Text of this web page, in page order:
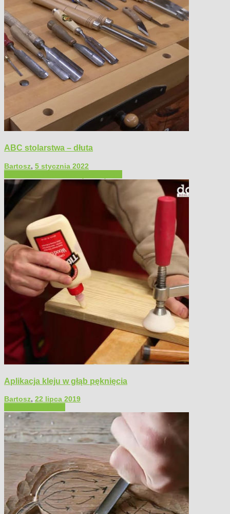
ABC stolarstwa – dłuta
Bartosz, 5 stycznia 2022
Aplikacja kleju w głąb pęknięcia
Bartosz, 22 lipca 2019